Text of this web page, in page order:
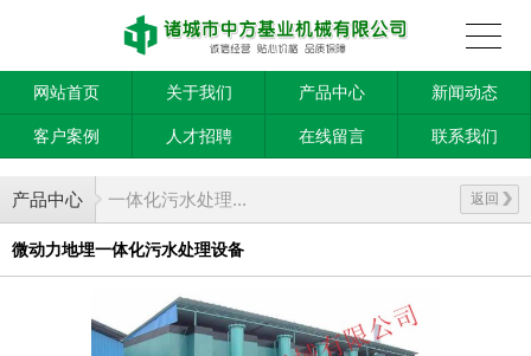
网站首页 关于我们 产品中心 新闻动态
客户案例 人才招聘 在线留言 联系我们
产品中心 返回
一体化污水处理...
微动力地埋一体化污水处理设备